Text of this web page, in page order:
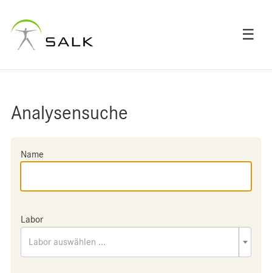
☰
Analysensuche
Name
Labor
Labor auswählen ...